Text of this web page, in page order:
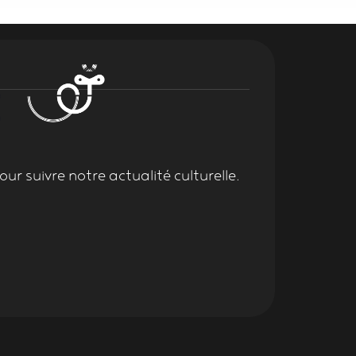
suivre notre actualité culturelle.